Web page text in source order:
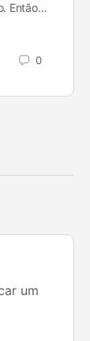
Então…
0
um